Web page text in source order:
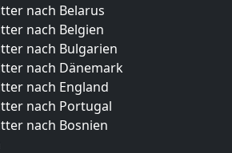
nach Belarus
nach Belgien
nach Bulgarien
nach Dänemark
nach England
nach Portugal
nach Bosnien